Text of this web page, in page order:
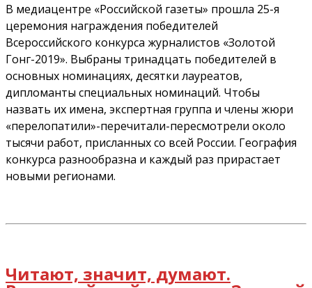
В медиацентре «Российской газеты» прошла 25-я
церемония награждения победителей
Всероссийского конкурса журналистов «Золотой
Гонг-2019». Выбраны тринадцать победителей в
основных номинациях, десятки лауреатов,
дипломанты специальных номинаций. Чтобы
назвать их имена, экспертная группа и члены жюри
«перелопатили»-перечитали-пересмотрели около
тысячи работ, присланных со всей России. География
конкурса разнообразна и каждый раз прирастает
новыми регионами.
Читают, значит, думают.